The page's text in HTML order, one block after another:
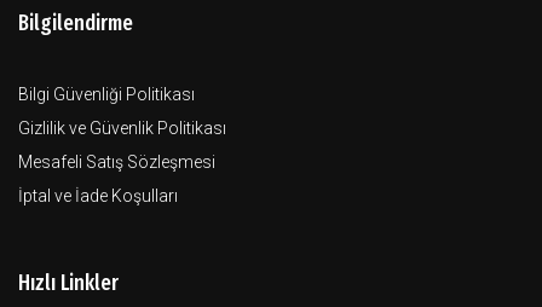
Bilgilendirme
Bilgi Güvenliği Politikası
Gizlilik ve Güvenlik Politikası
Mesafeli Satış Sözleşmesi
İptal ve İade Koşulları
Hızlı Linkler